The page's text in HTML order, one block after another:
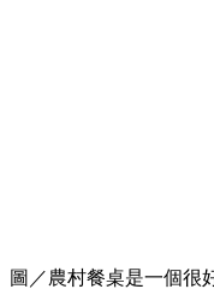
圖／農村餐桌是一個很